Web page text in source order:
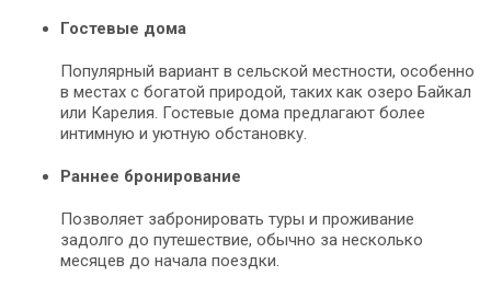
Гостевые дома
Популярный вариант в сельской местности, особенно
в местах с богатой природой, таких как озеро Байкал
или Карелия. Гостевые дома предлагают более
интимную и уютную обстановку.
Раннее бронирование
Позволяет забронировать туры и проживание
задолго до путешествие, обычно за несколько
месяцев до начала поездки.